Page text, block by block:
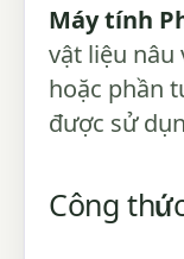
Máy tính
vật liệu nâu
hoặc phần
được sử
Công